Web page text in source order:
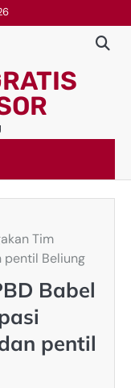
Tim
pentil Beliung
Babel
pentil